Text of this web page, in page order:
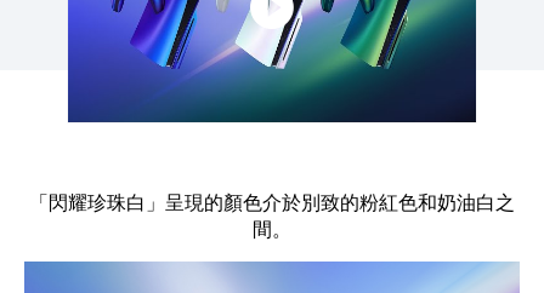
「閃耀珍珠白」呈現的顏色介於別致的粉紅色和奶油白之
間。